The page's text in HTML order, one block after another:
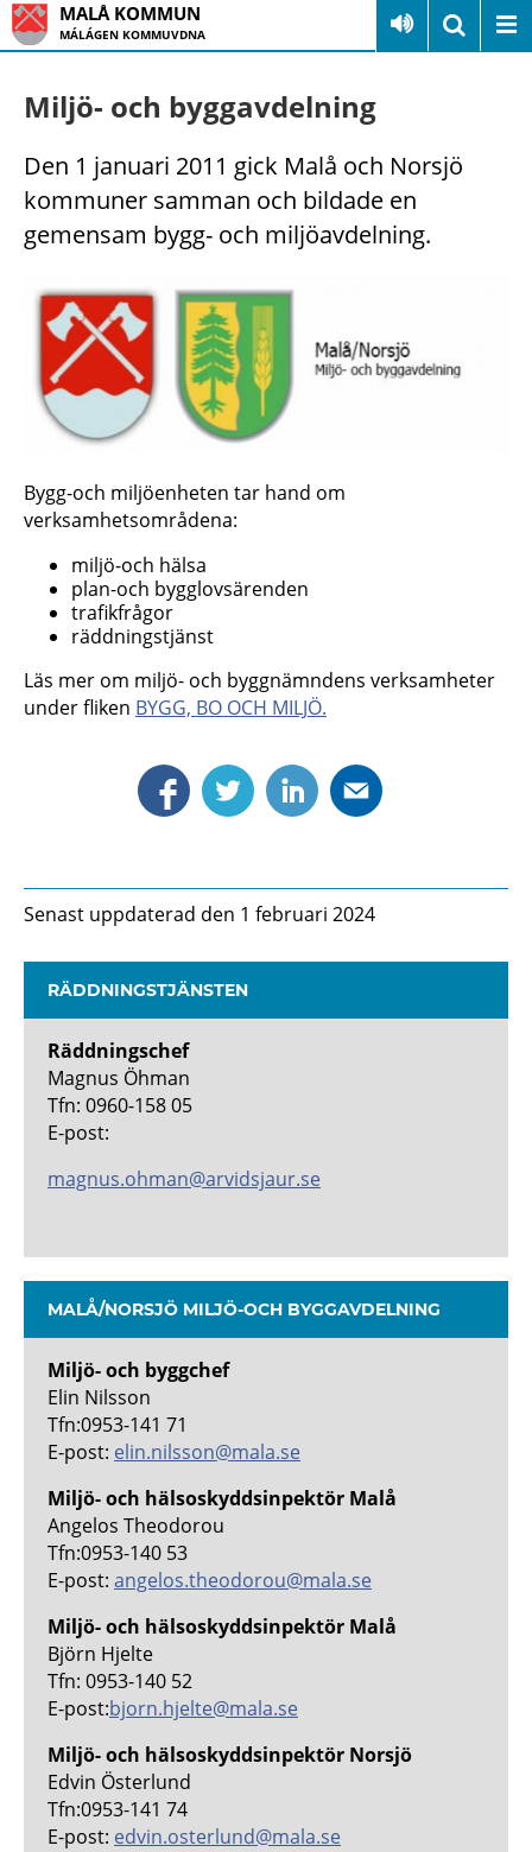
MALÅ KOMMUN
MÁLÁGEN KOMMUVDNA
Miljö- och byggavdelning
Den 1 januari 2011 gick Malå och Norsjö
kommuner samman och bildade en
gemensam bygg- och miljöavdelning.
Bygg-och miljöenheten tar hand om
verksamhetsområdena:
miljö-och hälsa
plan-och bygglovsärenden
trafikfrågor
räddningstjänst
Läs mer om miljö- och byggnämndens verksamheter
under fliken BYGG, BO OCH MILJÖ.
Senast uppdaterad den 1 februari 2024
RÄDDNINGSTJÄNSTEN
Räddningschef
Magnus Öhman
Tfn: 0960-158 05
E-post:
magnus.ohman@arvidsjaur.se
MALÅ/NORSJÖ MILJÖ-OCH BYGGAVDELNING
Miljö- och byggchef
Elin Nilsson
Tfn:0953-141 71
E-post: elin.nilsson@mala.se
Miljö- och hälsoskyddsinpektör Malå
Angelos Theodorou
Tfn:0953-140 53
E-post: angelos.theodorou@mala.se
Miljö- och hälsoskyddsinpektör Malå
Björn Hjelte
Tfn: 0953-140 52
E-post:bjorn.hjelte@mala.se
Miljö- och hälsoskyddsinpektör Norsjö
Edvin Österlund
Tfn:0953-141 74
E-post: edvin.osterlund@mala.se